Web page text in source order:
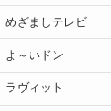
めざましテレビ
よ～いドン
ラヴィット